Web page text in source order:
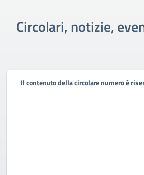
Circolari, notizie,
Il contenuto della circolare numero è